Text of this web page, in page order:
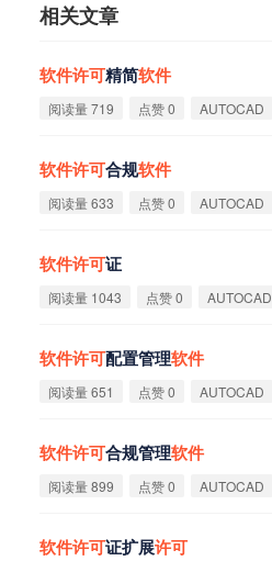
相关文章
软件许可精简软件
阅读量 719 点赞 0 AUTOCAD
软件许可合规软件
阅读量 633 点赞 0 AUTOCAD
软件许可证
阅读量 1043 点赞 0 AUTOCAD
软件许可配置管理软件
阅读量 651 点赞 0 AUTOCAD
软件许可合规管理软件
阅读量 899 点赞 0 AUTOCAD
软件许可证扩展许可